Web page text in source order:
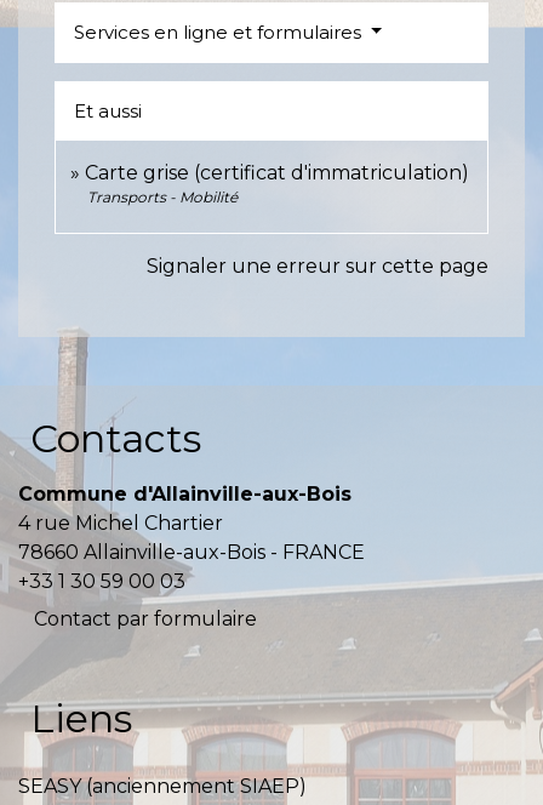
Services en ligne et formulaires
Et aussi
Carte grise (certificat d'immatriculation)
Transports - Mobilité
Signaler une erreur sur cette page
Contacts
Commune d'Allainville-aux-Bois
4 rue Michel Chartier
78660 Allainville-aux-Bois - FRANCE
+33 1 30 59 00 03
Contact par formulaire
Liens
SEASY (anciennement SIAEP)